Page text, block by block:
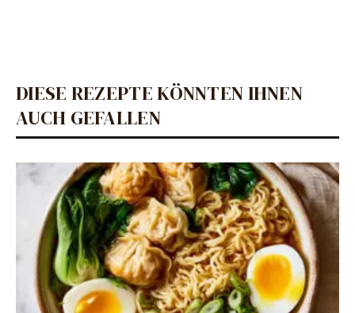
DIESE REZEPTE KÖNNTEN IHNEN
AUCH GEFALLEN